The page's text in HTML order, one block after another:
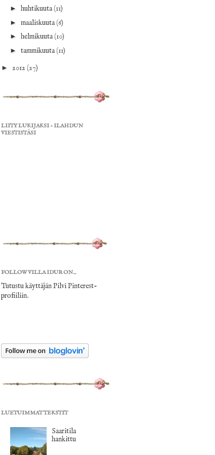
► huhtikuuta(11)
► maaliskuuta(6)
► helmikuuta(10)
► tammikuuta(11)
► 2012 (27)
LIITY LUKIJAKSI - ILAHDUN
VIESTISTÄSI
FOLLOW VILLA IDUR ON...
Tutustu käyttäjän Pilvi Pinterest-
profiiliin.
LUETUIMMAT TEKSTIT
Saaritila
hankittu